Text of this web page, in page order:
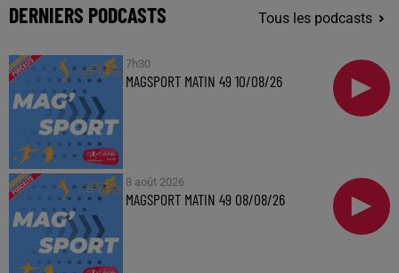
DERNIERS PODCASTS Tous les podcasts
7h30
MAGSPORT MATIN 49 10/08/26
8 août 2026
MAGSPORT MATIN 49 08/08/26